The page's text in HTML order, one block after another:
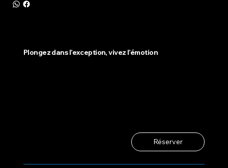
Plongez dans l’exception, vivez l’émotion
Réserver